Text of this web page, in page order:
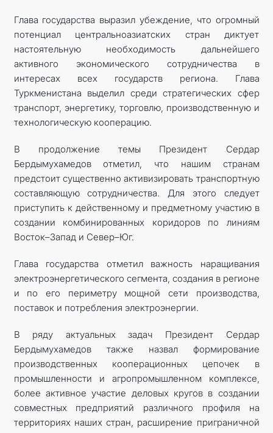
Глава государства выразил убеждение, что огромный
потенциал центральноазиатских стран диктует
настоятельную необходимость дальнейшего
активного экономического сотрудничества в
интересах всех государств региона. Глава
Туркменистана выделил среди стратегических сфер
транспорт, энергетику, торговлю, производственную и
технологическую кооперацию.
В продолжение темы Президент Сердар
Бердымухамедов отметил, что нашим странам
предстоит существенно активизировать транспортную
составляющую сотрудничества. Для этого следует
приступить к действенному и предметному участию в
создании комбинированных коридоров по линиям
Восток–Запад и Север–Юг.
Глава государства отметил важность наращивания
электроэнергетического сегмента, создания в регионе
и по его периметру мощной сети производства,
поставок и потребления электроэнергии.
В ряду актуальных задач Президент Сердар
Бердымухамедов также назвал формирование
производственных кооперационных цепочек в
промышленности и агропромышленном комплексе,
более активное участие деловых кругов в создании
совместных предприятий различного профиля на
территориях наших стран, расширение приграничной